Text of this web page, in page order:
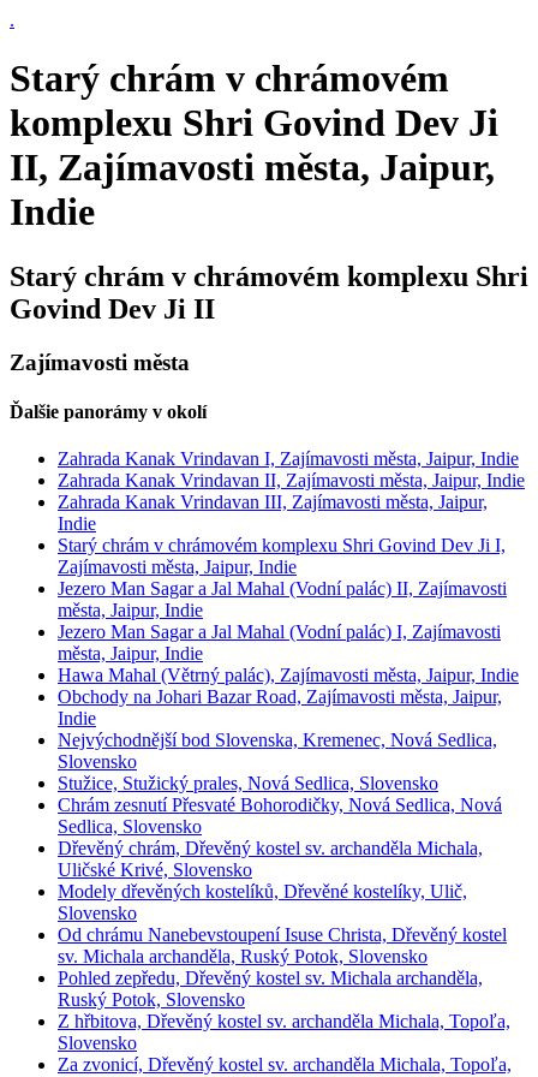
.
Starý chrám v chrámovém
komplexu Shri Govind Dev Ji
II, Zajímavosti města, Jaipur,
Indie
Starý chrám v chrámovém komplexu Shri
Govind Dev Ji II
Zajímavosti města
Ďalšie panorámy v okolí
Zahrada Kanak Vrindavan I, Zajímavosti města, Jaipur, Indie
Zahrada Kanak Vrindavan II, Zajímavosti města, Jaipur, Indie
Zahrada Kanak Vrindavan III, Zajímavosti města, Jaipur,
Indie
Starý chrám v chrámovém komplexu Shri Govind Dev Ji I,
Zajímavosti města, Jaipur, Indie
Jezero Man Sagar a Jal Mahal (Vodní palác) II, Zajímavosti
města, Jaipur, Indie
Jezero Man Sagar a Jal Mahal (Vodní palác) I, Zajímavosti
města, Jaipur, Indie
Hawa Mahal (Větrný palác), Zajímavosti města, Jaipur, Indie
Obchody na Johari Bazar Road, Zajímavosti města, Jaipur,
Indie
Nejvýchodnější bod Slovenska, Kremenec, Nová Sedlica,
Slovensko
Stužice, Stužický prales, Nová Sedlica, Slovensko
Chrám zesnutí Přesvaté Bohorodičky, Nová Sedlica, Nová
Sedlica, Slovensko
Dřevěný chrám, Dřevěný kostel sv. archanděla Michala,
Uličské Krivé, Slovensko
Modely dřevěných kostelíků, Dřevěné kostelíky, Ulič,
Slovensko
Od chrámu Nanebevstoupení Isuse Christa, Dřevěný kostel
sv. Michala archanděla, Ruský Potok, Slovensko
Pohled zepředu, Dřevěný kostel sv. Michala archanděla,
Ruský Potok, Slovensko
Z hřbitova, Dřevěný kostel sv. archanděla Michala, Topoľa,
Slovensko
Za zvonicí, Dřevěný kostel sv. archanděla Michala, Topoľa,